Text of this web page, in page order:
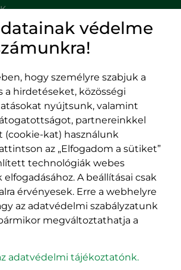
Impresszum
szabályzat
EPP program
Hossu) utca, 41.
250 321
400489 Kolozsvár,
Majális utca, 60.
szám
tel/fax:0264 590 758
email:
office@rmdsz.ro
védelme
hogy személyre szabjuk a
a hirdetéseket, közösségi
nyújtsunk, valamint
partnereinkkel
kat) használunk
az „Elfogadom a sütiket”
technológiák webes
elfogadásához. A beállításai csak
érvényesek. Erre a webhelyre
az adatvédelmi szabályzatunk
megváltoztathatja a
adatvédelmi tájékoztatónk.